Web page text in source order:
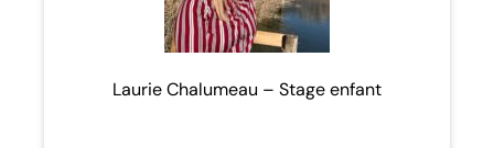
Laurie Chalumeau – Stage enfant